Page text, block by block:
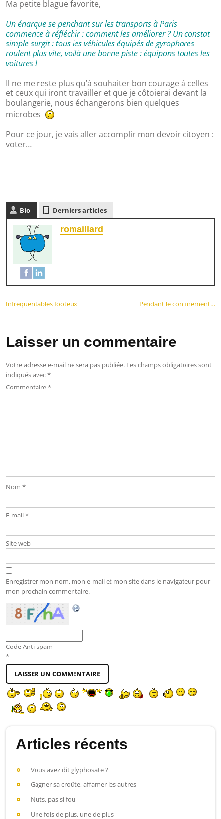
Ma petite blague favorite,
Un énarque se penchant sur les transports à Paris
commence à réfléchir : comment les améliorer ? Un constat
simple surgit : tous les véhicules équipés de gyrophares
roulent plus vite, voilà une bonne piste : équipons toutes les
voitures !
Il ne me reste plus qu’à souhaiter bon courage à celles
et ceux qui iront travailler et que je côtoierai devant la
boulangerie, nous échangerons bien quelques
microbes
Pour ce jour, je vais aller accomplir mon devoir citoyen :
voter…
Bio Derniers articles
romaillard
Infréquentables footeux Pendant le confinement…
Laisser un commentaire
Votre adresse e-mail ne sera pas publiée. Les champs obligatoires sont
indiqués avec*
Commentaire*
Nom *
E-mail*
Site web
Enregistrer mon nom, mon e-mail et mon site dans le navigateur pour
mon prochain commentaire.
Code Anti-spam
*
Articles récents
Vous avez dit glyphosate ?
Gagner sa croûte, affamer les autres
Nuts, pas si fou
Une fois de plus, une de plus